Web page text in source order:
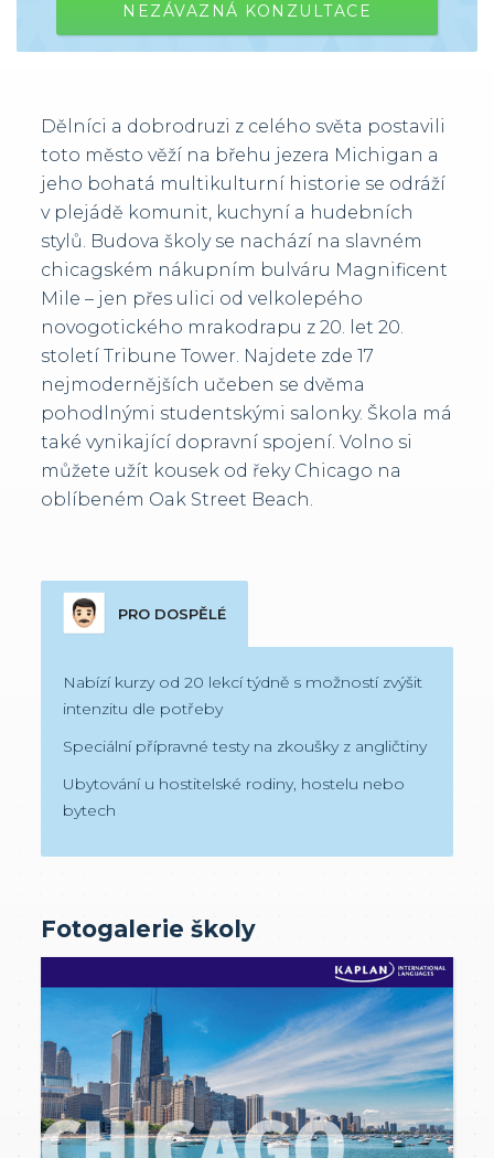
NEZÁVAZNÁ KONZULTACE
Dělníci a dobrodruzi z celého světa postavili
toto město věží na břehu jezera Michigan a
jeho bohatá multikulturní historie se odráží
v plejádě komunit, kuchyní a hudebních
stylů. Budova školy se nachází na slavném
chicagském nákupním bulváru Magnificent
Mile – jen přes ulici od velkolepého
novogotického mrakodrapu z 20. let 20.
století Tribune Tower. Najdete zde 17
nejmodernějších učeben se dvěma
pohodlnými studentskými salonky. Škola má
také vynikající dopravní spojení. Volno si
můžete užít kousek od řeky Chicago na
oblíbeném Oak Street Beach.
PRO DOSPĚLÉ
Nabízí kurzy od 20 lekcí týdně s možností zvýšit
intenzitu dle potřeby
Speciální přípravné testy na zkoušky z angličtiny
Ubytování u hostitelské rodiny, hostelu nebo
bytech
Fotogalerie školy